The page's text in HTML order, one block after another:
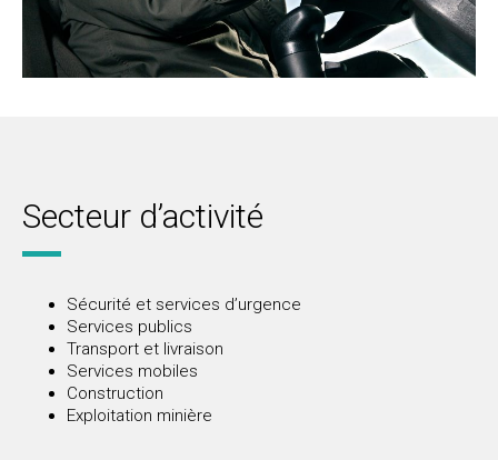
Secteur d’activité
Sécurité et services d’urgence
Services publics
Transport et livraison
Services mobiles
Construction
Exploitation minière